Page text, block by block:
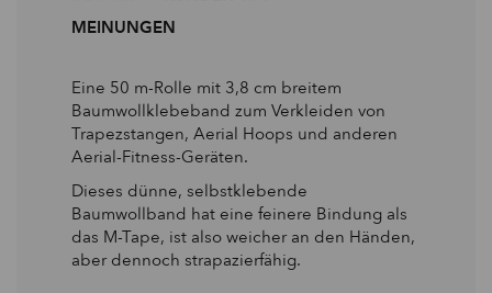
MEINUNGEN
Eine 50 m-Rolle mit 3,8 cm breitem
Baumwollklebeband zum Verkleiden von
Trapezstangen, Aerial Hoops und anderen
Aerial-Fitness-Geräten.
Dieses dünne, selbstklebende
Baumwollband hat eine feinere Bindung als
das M-Tape, ist also weicher an den Händen,
aber dennoch strapazierfähig.